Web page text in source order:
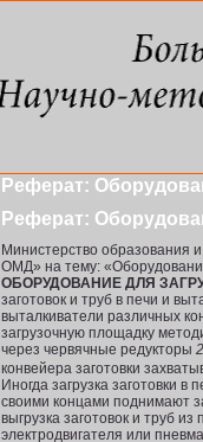
Реферат:
Реферат:
Министерство образования
ОМД» на тему:
ОБОРУДОВАНИЕ ДЛЯ
заготовок и труб в печи и
выталкиватели различных
загрузочную площадку
через червячные редукторы
конвейера заготовки
Иногда загрузка заготовки
своими концами поднимают
выгрузка заготовок и труб
электродвигателя или